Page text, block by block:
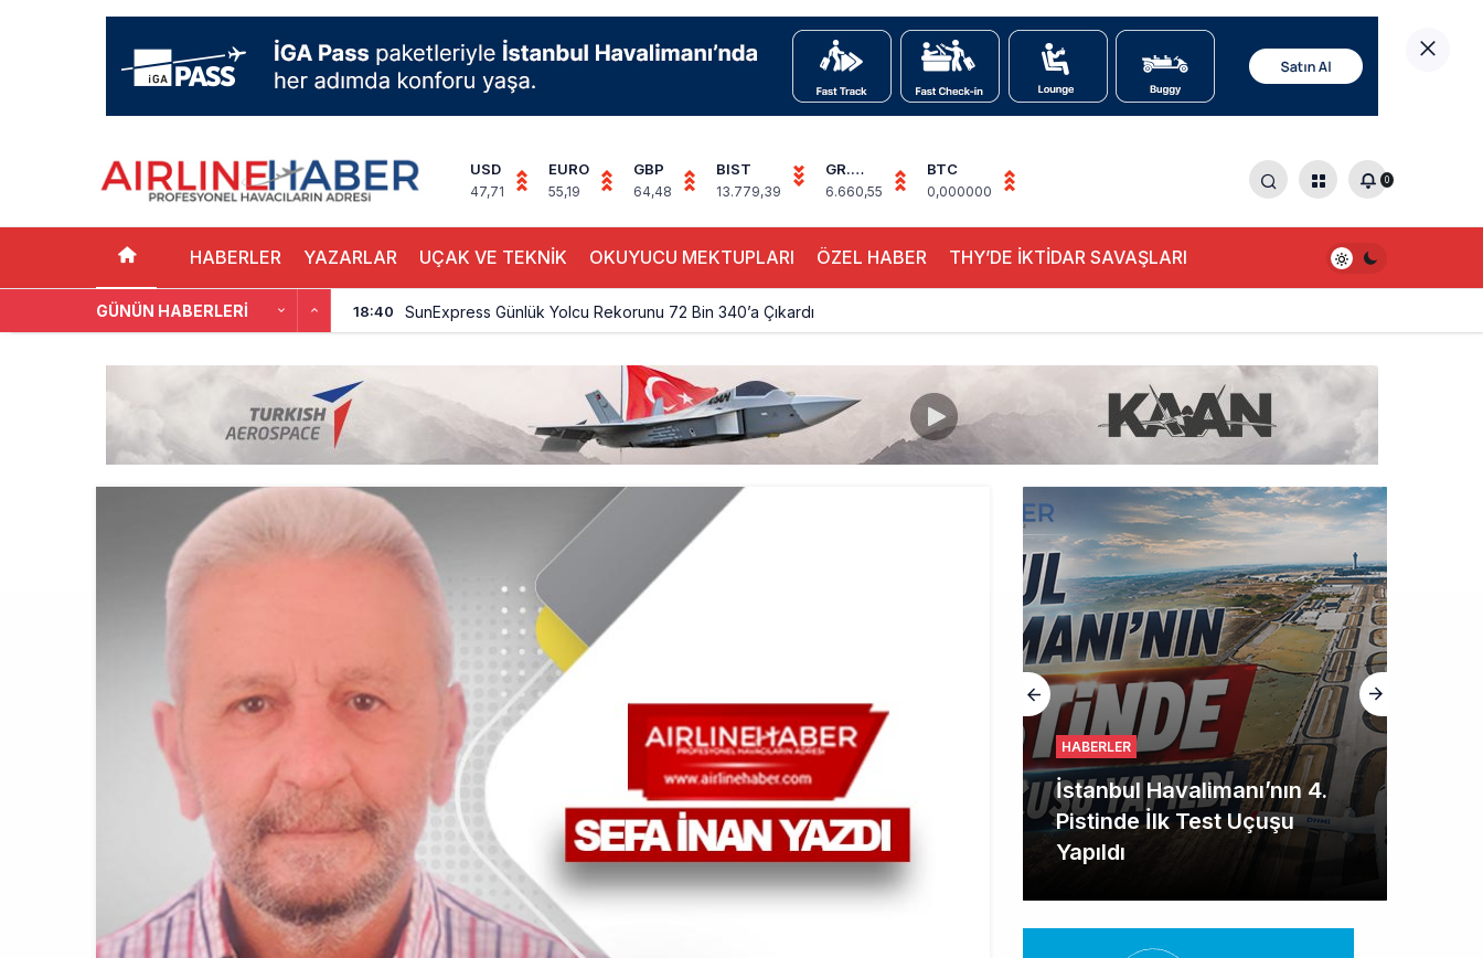
USD
47,71
EURO
55,19
GBP
64,48
BIST
13.779,39
GR.
ALTIN
6.660,55
BTC
0,000000
0
HABERLER YAZARLAR UÇAK VE TEKNİK OKUYUCU MEKTUPLARI ÖZEL HABER THY’DE İKTİDAR SAVAŞLARI
GÜNÜN HABERLERI 18:40 SunExpress Günlük Yolcu Rekorunu 72 Bin 340’a Çıkardı
Aslıhan Güven, Airport Leader of the Future Finalisti Oldu
EasyJet, 5,7 Milyar Sterline Apollo’ya Satılıyor
15:26 Pilotlar, Teknisyenler, Kabin Ekipleri ve Yer Hizmeti Çalışanları Gazeteci Olmaya Çalışıyor!
12:58 BookingAgora’dan Dubai’ye iki FAM Trip
AJet Uçuşlarıyla Rus Turist İçin Yeni Türkiye Rotası
Airbus Temmuz bilançosunu açıkladı: 204 yeni sipariş
HABERLER
İstanbul Havalimanı’nın 4.
Pistinde İlk Test Uçuşu
Yapıldı